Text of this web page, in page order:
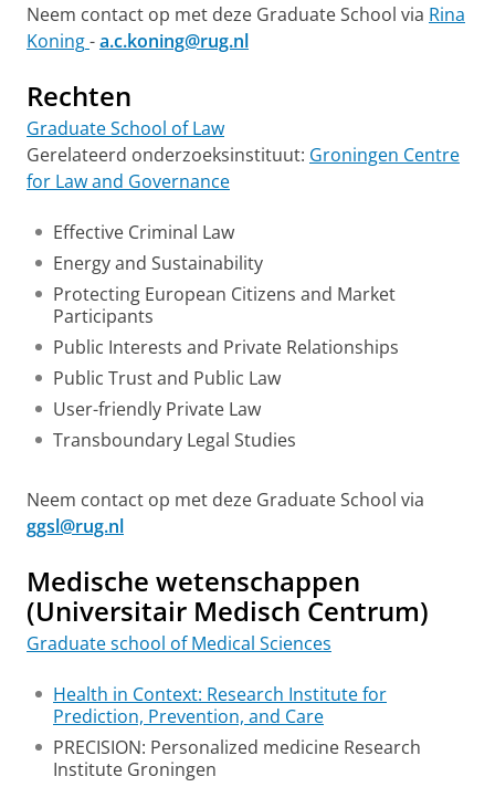
Neem contact op met deze Graduate School via Rina
Koning-a.c.koning@rug.nl
Rechten
Graduate School of Law
Gerelateerd onderzoeksinstituut: Groningen Centre
for Law and Governance
Effective Criminal Law
Energy and Sustainability
Protecting European Citizens and Market
Participants
Public Interests and Private Relationships
Public Trust and Public Law
User-friendly Private Law
Transboundary Legal Studies
Neem contact op met deze Graduate School via
ggsl@rug.nl
Medische wetenschappen
(Universitair Medisch Centrum)
Graduate school of Medical Sciences
Health in Context: Research Institute for
Prediction, Prevention, and Care
PRECISION: Personalized medicine Research
Institute Groningen